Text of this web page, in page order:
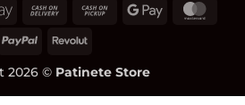
Apple
Cash
Delivery
Cash
Google
PayPal Revolut
2026 © Patinete Store